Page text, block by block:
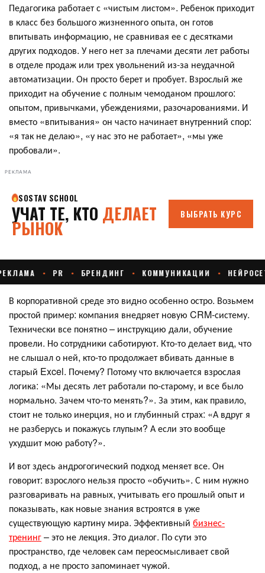
Педагогика работает с «чистым листом». Ребенок приходит
в класс без большого жизненного опыта, он готов
впитывать информацию, не сравнивая ее с десятками
других подходов. У него нет за плечами десяти лет работы
в отделе продаж или трех увольнений из-за неудачной
автоматизации. Он просто берет и пробует. Взрослый же
приходит на обучение с полным чемоданом прошлого:
опытом, привычками, убеждениями, разочарованиями. И
вместо «впитывания» он часто начинает внутренний спор:
«я так не делаю», «у нас это не работает», «мы уже
пробовали».
РЕКЛАМА
В корпоративной среде это видно особенно остро. Возьмем
простой пример: компания внедряет новую CRM-систему.
Технически все понятно – инструкцию дали, обучение
провели. Но сотрудники саботируют. Кто-то делает вид, что
не слышал о ней, кто-то продолжает вбивать данные в
старый Excel. Почему? Потому что включается взрослая
логика: «Мы десять лет работали по-старому, и все было
нормально. Зачем что-то менять?». За этим, как правило,
стоит не только инерция, но и глубинный страх: «А вдруг я
не разберусь и покажусь глупым? А если это вообще
ухудшит мою работу?».
И вот здесь андрогогический подход меняет все. Он
говорит: взрослого нельзя просто «обучить». С ним нужно
разговаривать на равных, учитывать его прошлый опыт и
показывать, как новые знания встроятся в уже
существующую картину мира. Эффективный бизнес-
тренинг– это не лекция. Это диалог. По сути это
пространство, где человек сам переосмысливает свой
подход, а не просто запоминает чужой.